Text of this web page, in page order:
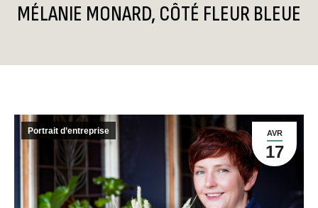
MÉLANIE MONARD, CÔTÉ FLEUR BLEUE
AVR
17
Portrait d’entreprise